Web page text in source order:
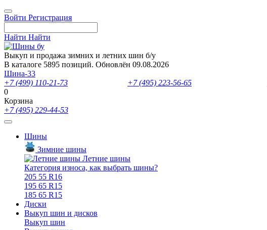
Войти Регистрация
Найти Найти
Выкуп и продажа зимних и летних шин б/у
В каталоге 5895 позиций. Обновлён 09.08.2026
Шина-33
+7 (499) 110-21-73
+7 (495) 223-56-65
0
Корзина
+7 (495) 229-44-53
Шины
Зимние шины
Летние шины
Категория износа, как выбрать шины?
205 55 R16
195 65 R15
185 65 R15
Диски
Выкуп шин и дисков
Выкуп шин